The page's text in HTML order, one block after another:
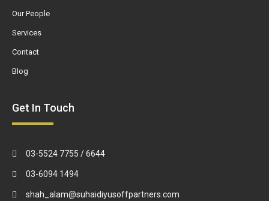
Our People
Services
Contact
Blog
Get In Touch
03-5524 7755 / 6644
03-6094 1494
shah_alam@suhaidiyusoffpartners.com